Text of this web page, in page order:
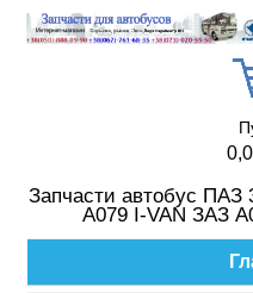
Запчасти автобус ПАЗ
А079 I-VAN ЗАЗ